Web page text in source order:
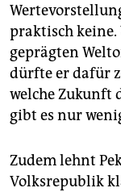
praktisch keine.
geprägten
dürfte er dafür
welche Zukunft
gibt es nur
Zudem lehnt
Volksrepublik